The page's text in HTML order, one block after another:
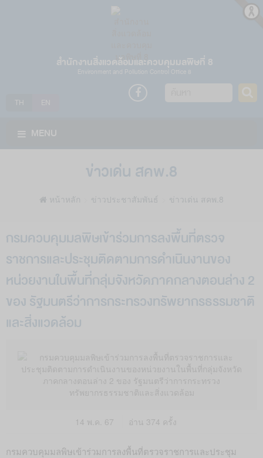
สำนักงานสิ่งแวดล้อมและควบคุมมลพิษที่ 8
Environment and Pollution Control Office 8
TH
MENU
ข่าวเด่น สคพ.8
หน้าหลัก ข่าวประชาสัมพันธ์ ข่าวเด่น สคพ.8
กรมควบคุมมลพิษเข้าร่วมการลงพื้นที่ตรวจ
ราชการและประชุมติดตามการดำเนินงานของ
หน่วยงานในพื้นที่กลุ่มจังหวัดภาคกลางตอนล่าง 2
ของ รัฐมนตรีว่าการกระทรวงทรัพยากรธรรมชาติ
และสิ่งแวดล้อม
14 พ.ค. 67 อ่าน 374 ครั้ง
กรมควบคุมมลพิษเข้าร่วมการลงพื้นที่ตรวจราชการและประชุม